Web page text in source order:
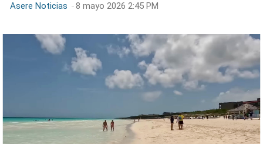
Asere Noticias -8 mayo 2026 2:45 PM